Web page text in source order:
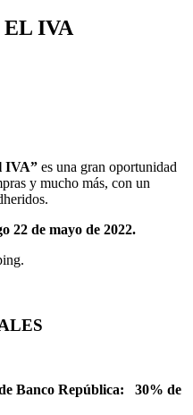
EL IVA
IVA” es una gran oportunidad
y mucho más, con un
22 de mayo de 2022.
Banco República: 30% de